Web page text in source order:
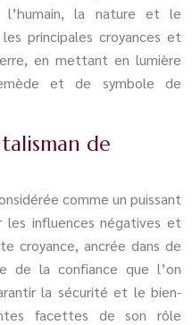
l’humain, la nature et le
principales croyances et
en mettant en lumière
et de symbole de
de
comme un puissant
les influences négatives et
croyance, ancrée dans de
de la confiance que l’on
la sécurité et le bien-
facettes de son rôle